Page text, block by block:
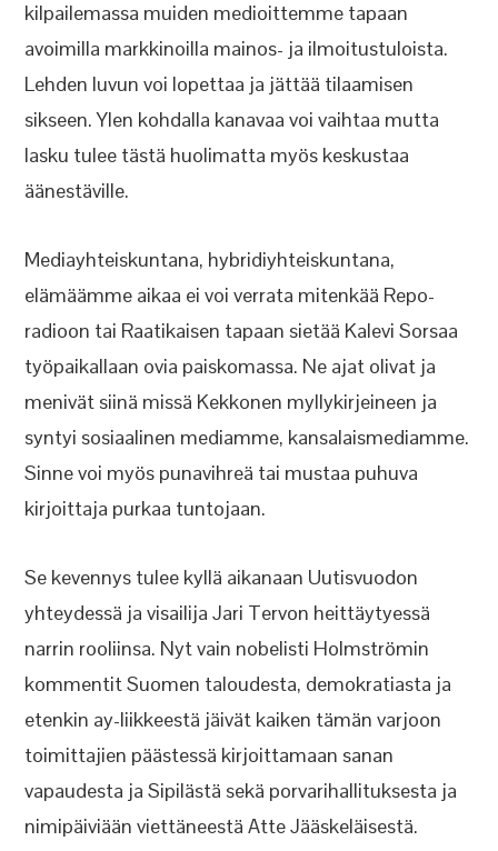
kilpailemassa muiden medioittemme tapaan
avoimilla markkinoilla mainos- ja ilmoitustuloista.
Lehden luvun voi lopettaa ja jättää tilaamisen
sikseen. Ylen kohdalla kanavaa voi vaihtaa mutta
lasku tulee tästä huolimatta myös keskustaa
äänestäville.
Mediayhteiskuntana, hybridiyhteiskuntana,
elämäämme aikaa ei voi verrata mitenkää Repo-
radioon tai Raatikaisen tapaan sietää Kalevi Sorsaa
työpaikallaan ovia paiskomassa. Ne ajat olivat ja
menivät siinä missä Kekkonen myllykirjeineen ja
syntyi sosiaalinen mediamme, kansalaismediamme.
Sinne voi myös punavihreä tai mustaa puhuva
kirjoittaja purkaa tuntojaan.
Se kevennys tulee kyllä aikanaan Uutisvuodon
yhteydessä ja visailija Jari Tervon heittäytyessä
narrin rooliinsa. Nyt vain nobelisti Holmströmin
kommentit Suomen taloudesta, demokratiasta ja
etenkin ay-liikkeestä jäivät kaiken tämän varjoon
toimittajien päästessä kirjoittamaan sanan
vapaudesta ja Sipilästä sekä porvarihallituksesta ja
nimipäiviään viettäneestä Atte Jääskeläisestä.